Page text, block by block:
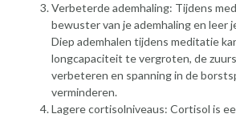
Verbeterde ademhaling: Tijdens
bewuster van je ademhaling en leer
Diep ademhalen tijdens meditatie
longcapaciteit te vergroten, de
verbeteren en spanning in de
verminderen.
Lagere cortisolniveaus: Cortisol is